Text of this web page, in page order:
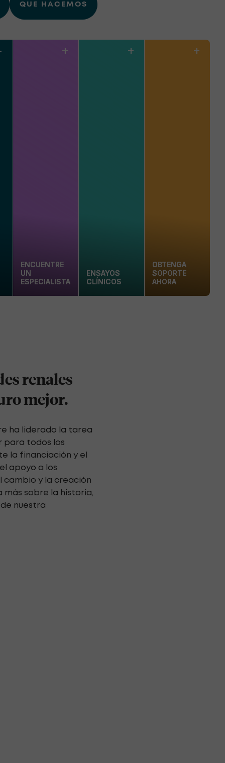
QUE HACEMOS
+
ENCUENTRE
UN
ESPECIALISTA
+
ENSAYOS
CLÍNICOS
+
OBTENGA
SOPORTE
AHORA
renales
mejor.
ha liderado la tarea
para todos los
la financiación y el
apoyo a los
cambio y la creación
más sobre la historia,
nuestra